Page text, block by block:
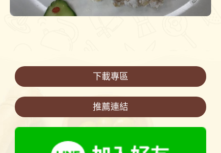
下載專區
推薦連結